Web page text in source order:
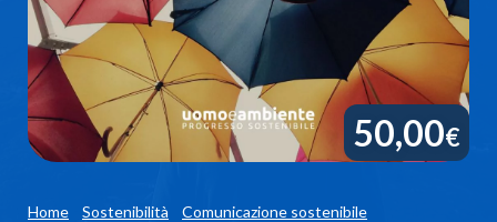
50,00€
Home Sostenibilità Comunicazione sostenibile